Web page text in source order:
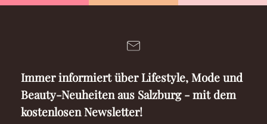
Immer informiert über Lifestyle, Mode und
Beauty-Neuheiten aus Salzburg - mit dem
kostenlosen Newsletter!